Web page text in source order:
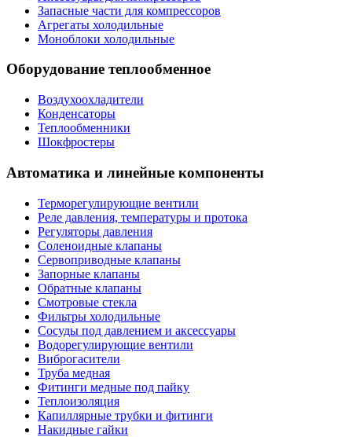
Запасные части для компрессоров
Агрегаты холодильные
Моноблоки холодильные
Оборудование теплообменное
Воздухоохладители
Конденсаторы
Теплообменники
Шокфростеры
Автоматика и линейные компоненты
Терморегулирующие вентили
Реле давления, температуры и протока
Регуляторы давления
Соленоидные клапаны
Сервоприводные клапаны
Запорные клапаны
Обратные клапаны
Смотровые стекла
Фильтры холодильные
Сосуды под давлением и аксессуары
Водорегулирующие вентили
Виброгасители
Труба медная
Фитинги медные под пайку
Теплоизоляция
Капиллярные трубки и фитинги
Накидные гайки